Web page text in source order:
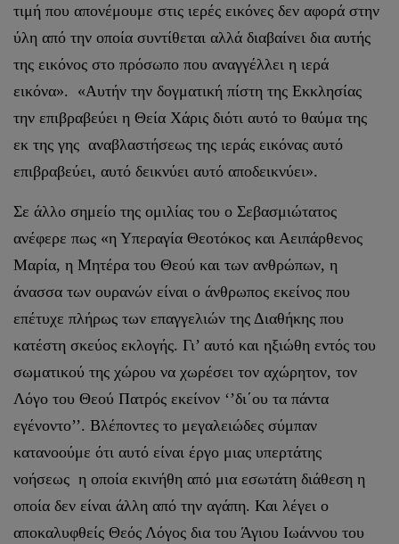
τιμή που απονέμουμε στις ιερές εικόνες δεν αφορά στην
ύλη από την οποία συντίθεται αλλά διαβαίνει δια αυτής
της εικόνος στο πρόσωπο που αναγγέλλει η ιερά
εικόνα». «Αυτήν την δογματική πίστη της Εκκλησίας
την επιβραβεύει η Θεία Χάρις διότι αυτό το θαύμα της
εκ της γης αναβλαστήσεως της ιεράς εικόνας αυτό
επιβραβεύει, αυτό δεικνύει αυτό αποδεικνύει».
Σε άλλο σημείο της ομιλίας του ο Σεβασμιώτατος
ανέφερε πως «η Υπεραγία Θεοτόκος και Αειπάρθενος
Μαρία, η Μητέρα του Θεού και των ανθρώπων, η
άνασσα των ουρανών είναι ο άνθρωπος εκείνος που
επέτυχε πλήρως των επαγγελιών της Διαθήκης που
κατέστη σκεύος εκλογής. Γι’ αυτό και ηξιώθη εντός του
σωματικού της χώρου να χωρέσει τον αχώρητον, τον
Λόγο του Θεού Πατρός εκείνον ‘’δι΄ου τα πάντα
εγένοντο’’. Βλέποντες το μεγαλειώδες σύμπαν
κατανοούμε ότι αυτό είναι έργο μιας υπερτάτης
νοήσεως η οποία εκινήθη από μια εσωτάτη διάθεση η
οποία δεν είναι άλλη από την αγάπη. Και λέγει ο
αποκαλυφθείς Θεός Λόγος δια του Άγιου Ιωάννου του